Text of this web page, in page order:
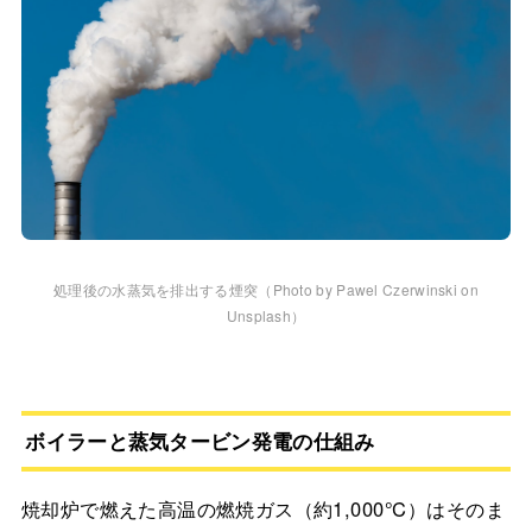
処理後の水蒸気を排出する煙突（Photo by Pawel Czerwinski on
Unsplash）
ボイラーと蒸気タービン発電の仕組み
焼却炉で燃えた高温の燃焼ガス（約1,000℃）はそのま